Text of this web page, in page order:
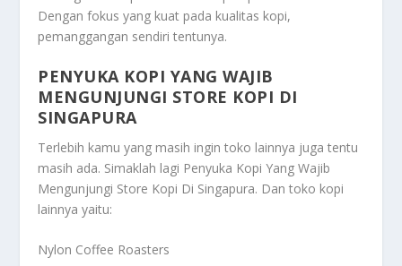
Dengan fokus yang kuat pada kualitas kopi,
pemanggangan sendiri tentunya.
PENYUKA KOPI YANG WAJIB
MENGUNJUNGI STORE KOPI DI
SINGAPURA
Terlebih kamu yang masih ingin toko lainnya juga tentu
masih ada. Simaklah lagi Penyuka Kopi Yang Wajib
Mengunjungi Store Kopi Di Singapura. Dan toko kopi
lainnya yaitu:
Nylon Coffee Roasters